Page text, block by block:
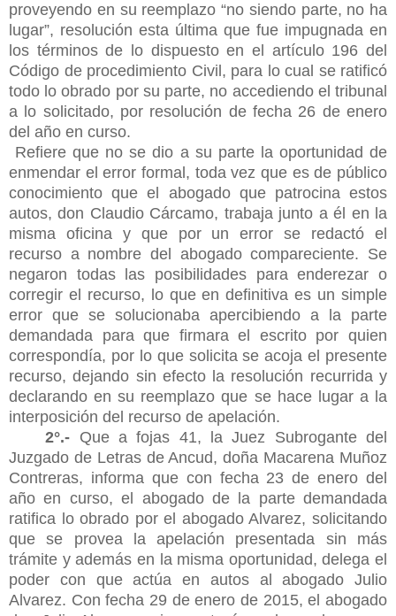
proveyendo en su reemplazo “no siendo parte, no ha
lugar”, resolución esta última que fue impugnada en
los términos de lo dispuesto en el artículo 196 del
Código de procedimiento Civil, para lo cual se ratificó
todo lo obrado por su parte, no accediendo el tribunal
a lo solicitado, por resolución de fecha 26 de enero
del año en curso.
Refiere que no se dio a su parte la oportunidad de
enmendar el error formal, toda vez que es de público
conocimiento que el abogado que patrocina estos
autos, don Claudio Cárcamo, trabaja junto a él en la
misma oficina y que por un error se redactó el
recurso a nombre del abogado compareciente. Se
negaron todas las posibilidades para enderezar o
corregir el recurso, lo que en definitiva es un simple
error que se solucionaba apercibiendo a la parte
demandada para que firmara el escrito por quien
correspondía, por lo que solicita se acoja el presente
recurso, dejando sin efecto la resolución recurrida y
declarando en su reemplazo que se hace lugar a la
interposición del recurso de apelación.
2°.- Que a fojas 41, la Juez Subrogante del
Juzgado de Letras de Ancud, doña Macarena Muñoz
Contreras, informa que con fecha 23 de enero del
año en curso, el abogado de la parte demandada
ratifica lo obrado por el abogado Alvarez, solicitando
que se provea la apelación presentada sin más
trámite y además en la misma oportunidad, delega el
poder con que actúa en autos al abogado Julio
Alvarez. Con fecha 29 de enero de 2015, el abogado